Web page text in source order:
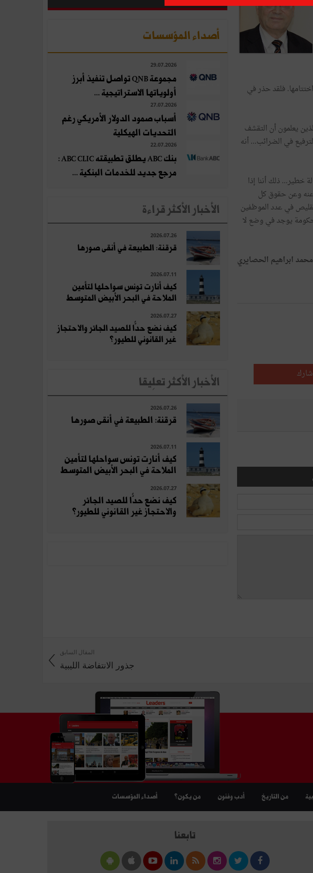
فلقد حذر في
يعلمون أن التقشف
في الضرائب... أنه
خطير... ذلك أننا إذا
عنه وعن حقوق كل
في عدد الموظفين
يوجد في وضع لا
ابراهيم الحصايري
شارك
أصداء المؤسسات
29.07.2026
مجموعة QNB تواصل تنفيذ أبرز
أولوياتها الاستراتيجية ...
27.07.2026
أسباب صمود الدولار الأمريكي رغم
التحديات الهيكلية
22.07.2026
بنك ABC يطلق تطبيقته ABC CLIC :
مرجع جديد للخدمات البنكية ...
الأخبار الأكثر قراءة
2026.07.26
قرقنة: الطبيعة في أنقى صورها
2026.07.11
كيف أنارت تونس سواحلها لتأمين
الملاحة في البحر الأبيض المتوسط
2026.07.27
كيف نضع حدًّا للصيد الجائر والاحتجاز
غير القانوني للطيور؟
الأخبار الأكثر تعلِيقا
2026.07.26
قرقنة: الطبيعة في أنقى صورها
2026.07.11
كيف أنارت تونس سواحلها لتأمين
الملاحة في البحر الأبيض المتوسط
2026.07.27
كيف نضع حدًّا للصيد الجائر
والاحتجاز غير القانوني للطيور؟
المقال السابق
جذور الانتفاضة الليبية
من التاريخ أدب وفنون من يكون؟ أصداء المؤسسات
تابعنا